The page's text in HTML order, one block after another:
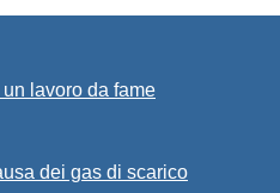
lavoro da fame
dei gas di scarico